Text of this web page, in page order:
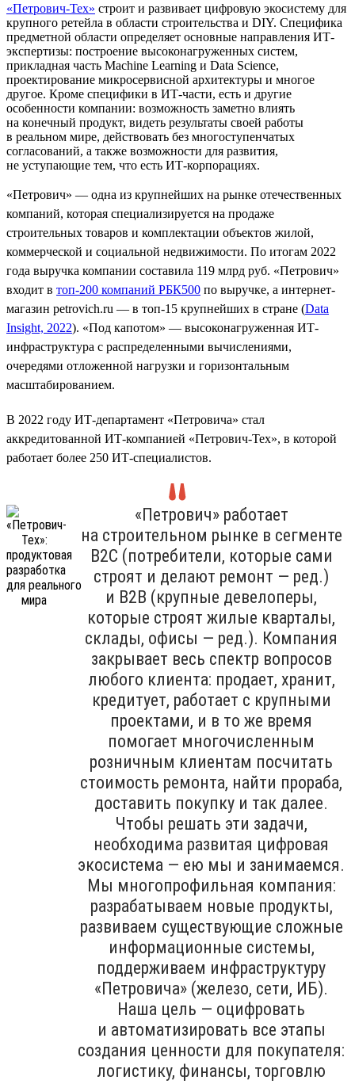
«Петрович-Тех» строит и развивает цифровую экосистему для
крупного ретейла в области строительства и DIY. Специфика
предметной области определяет основные направления ИТ-
экспертизы: построение высоконагруженных систем,
прикладная часть Machine Learning и Data Science,
проектирование микросервисной архитектуры и многое
другое. Кроме специфики в ИТ-части, есть и другие
особенности компании: возможность заметно влиять
на конечный продукт, видеть результаты своей работы
в реальном мире, действовать без многоступенчатых
согласований, а также возможности для развития,
не уступающие тем, что есть ИТ-корпорациях.
«Петрович» — одна из крупнейших на рынке отечественных
компаний, которая специализируется на продаже
строительных товаров и комплектации объектов жилой,
коммерческой и социальной недвижимости. По итогам 2022
года выручка компании составила 119 млрд руб. «Петрович»
входит в топ-200 компаний РБК500 по выручке, а интернет-
магазин petrovich.ru — в топ-15 крупнейших в стране (Data
Insight, 2022). «Под капотом» — высоконагруженная ИТ-
инфраструктура с распределенными вычислениями,
очередями отложенной нагрузки и горизонтальным
масштабированием.
В 2022 году ИТ-департамент «Петровича» стал
аккредитованной ИТ-компанией «Петрович-Тех», в которой
работает более 250 ИТ-специалистов.
«Петрович» работает
на строительном рынке в сегменте
B2C (потребители, которые сами
строят и делают ремонт — ред.)
и B2B (крупные девелоперы,
которые строят жилые кварталы,
склады, офисы — ред.). Компания
закрывает весь спектр вопросов
любого клиента: продает, хранит,
кредитует, работает с крупными
проектами, и в то же время
помогает многочисленным
розничным клиентам посчитать
стоимость ремонта, найти прораба,
доставить покупку и так далее.
Чтобы решать эти задачи,
необходима развитая цифровая
экосистема — ею мы и занимаемся.
Мы многопрофильная компания:
разрабатываем новые продукты,
развиваем существующие сложные
информационные системы,
поддерживаем инфраструктуру
«Петровича» (железо, сети, ИБ).
Наша цель — оцифровать
и автоматизировать все этапы
создания ценности для покупателя:
логистику, финансы, торговлю